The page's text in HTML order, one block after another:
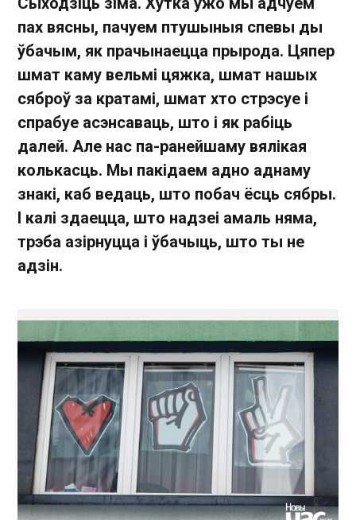
пах вясны, пачуем птушыныя спевы ды
ўбачым, як прачынаецца прырода. Цяпер
шмат каму вельмі цяжка, шмат нашых
сяброў за кратамі, шмат хто стрэсуе і
спрабуе асэнсаваць, што і як рабіць
далей. Але нас па-ранейшаму вялікая
колькасць. Мы пакідаем адно аднаму
знакі, каб ведаць, што побач ёсць сябры.
І калі здаецца, што надзеі амаль няма,
трэба азірнуцца і ўбачыць, што ты не
адзін.